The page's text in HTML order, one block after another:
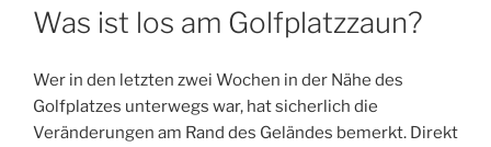
AM
Was ist los am Golfplatzzaun?
Wer in den letzten zwei Wochen in der Nähe des
Golfplatzes unterwegs war, hat sicherlich die
Veränderungen am Rand des Geländes bemerkt. Direkt